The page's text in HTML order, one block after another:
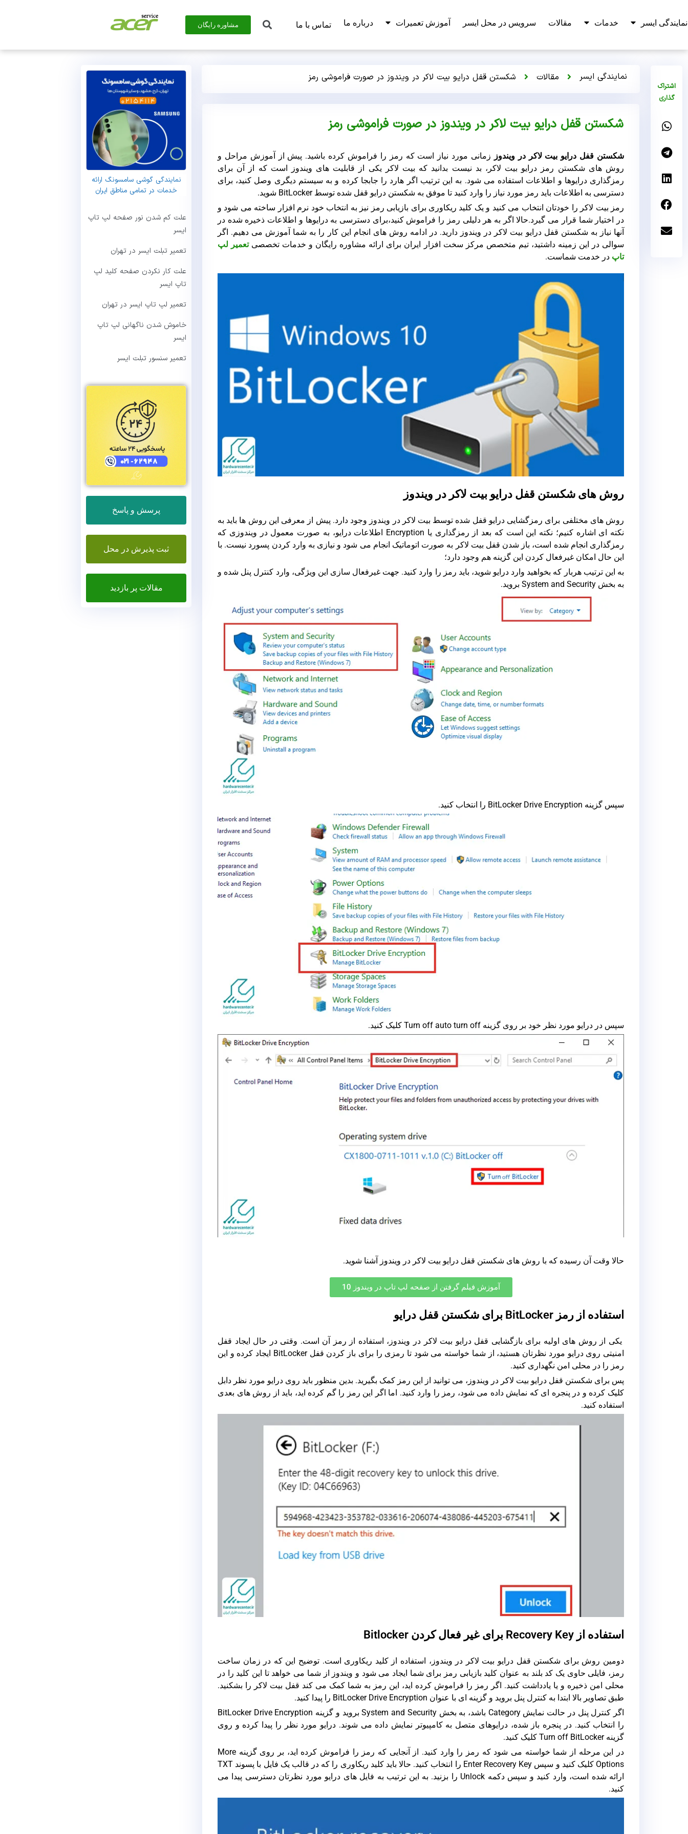
نمایندگی ایسر خدمات مقالات سرویس در محل ایسر آموزش تعمیرات درباره ما تماس با ما مشاوره رایگان
اشتراک
گذاری
نمایندگی ایسر مقالات شکستن قفل درایو بیت لاکر در ویندوز در صورت فراموشی رمز
شکستن قفل درایو بیت لاکر در ویندوز در صورت فراموشی رمز
شکستن قفل درایو بیت لاکر در ویندوز زمانی مورد نیاز است که رمز را فراموش کرده باشید. پیش از آموزش مراحل و
روش های شکستن رمز درایو بیت لاکر، بد نیست بدانید که بیت لاکر یکی از قابلیت های ویندوز است که از آن برای
رمزگذاری درایوها و اطلاعات استفاده می شود. به این ترتیب اگر هارد را جابجا کرده و به سیستم دیگری وصل کنید، برای
دسترسی به اطلاعات باید رمز مورد نیاز را وارد کنید تا موفق به شکستن درایو قفل شده توسط BitLocker شوید.
رمز بیت لاکر را خودتان انتخاب می کنید و یک کلید ریکاوری برای بازیابی رمز نیز به انتخاب خود نرم افزار ساخته می شود و
در اختیار شما قرار می گیرد.حالا اگر به هر دلیلی رمز را فراموش کنید،برای دسترسی به درایوها و اطلاعات ذخیره شده در
آنها نیاز به شکستن قفل درایو بیت لاکر در ویندوز دارید. در ادامه روش های انجام این کار را به شما آموزش می دهیم. اگر
سوالی در این زمینه داشتید، تیم متخصص مرکز سخت افزار ایران برای ارائه مشاوره رایگان و خدمات تخصصی تعمیر لپ
تاپ در خدمت شماست.
روش های شکستن قفل درایو بیت لاکر در ویندوز
روش های مختلفی برای رمزگشایی درایو قفل شده توسط بیت لاکر در ویندوز وجود دارد. پیش از معرفی این روش ها باید به
نکته ای اشاره کنیم؛ نکته این است که بعد از رمزگذاری یا Encryption اطلاعات درایو، به صورت معمول در ویندوزی که
رمزگذاری انجام شده است، باز شدن قفل بیت لاکر به صورت اتوماتیک انجام می شود و نیازی به وارد کردن پسورد نیست. با
این حال امکان غیرفعال کردن این گزینه هم وجود دارد؛
به این ترتیب هربار که بخواهید وارد درایو شوید، باید رمز را وارد کنید. جهت غیرفعال سازی این ویژگی، وارد کنترل پنل شده و
به بخش System and Security بروید.
سپس گزینه BitLocker Drive Encryption را انتخاب کنید.
سپس در درایو مورد نظر خود بر روی گزینه Turn off auto turn off کلیک کنید.
حالا وقت آن رسیده که با روش های شکستن قفل درایو بیت لاکر در ویندوز آشنا شوید.
آموزش فیلم گرفتن از صفحه لپ تاپ در ویندوز 10
استفاده از رمز BitLocker برای شکستن قفل درایو
یکی از روش های اولیه برای بازگشایی قفل درایو بیت لاکر در ویندوز، استفاده از رمز آن است. وقتی در حال ایجاد قفل
امنیتی روی درایو مورد نظرتان هستید، از شما خواسته می شود تا رمزی را برای باز کردن قفل BitLocker ایجاد کرده و این
رمز را در محلی امن نگهداری کنید.
پس برای شکستن قفل درایو بیت لاکر در ویندوز، می توانید از این رمز کمک بگیرید. بدین منظور باید روی درایو مورد نظر دابل
کلیک کرده و در پنجره ای که نمایش داده می شود، رمز را وارد کنید. اما اگر این رمز را گم کرده اید، باید از روش های بعدی
استفاده کنید.
استفاده از Recovery Key برای غیر فعال کردن Bitlocker
دومین روش برای شکستن قفل درایو بیت لاکر در ویندوز، استفاده از کلید ریکاوری است. توضیح این که در زمان ساخت
رمز، فایلی حاوی یک کد بلند به عنوان کلید بازیابی رمز برای شما ایجاد می شود و ویندوز از شما می خواهد تا این کلید را در
محلی امن ذخیره و یا یادداشت کنید. اگر رمز را فراموش کرده اید، این رمز به شما کمک می کند قفل بیت لاکر را بشکنید.
طبق تصاویر بالا ابتدا به کنترل پنل بروید و گزینه ای با عنوان BitLocker Drive Encryption را پیدا کنید.
اگر کنترل پنل در حالت نمایش Category باشد، به بخش System and Security بروید و گزینه BitLocker Drive Encryption
را انتخاب کنید. در پنجره باز شده، درایوهای متصل به کامپیوتر نمایش داده می شوند. درایو مورد نظر را پیدا کرده و روی
گزینه Turn off BitLocker کلیک کنید.
در این مرحله از شما خواسته می شود که رمز را وارد کنید. از آنجایی که رمز را فراموش کرده اید، بر روی گزینه More
Options کلیک کنید و سپس Enter Recovery Key را انتخاب کنید. حالا باید کلید ریکاوری را که در قالب یک فایل با پسوند TXT
ارائه شده است، وارد کنید و سپس دکمه Unlock را بزنید. به این ترتیب به فایل های درایو مورد نظرتان دسترسی پیدا می
کنید.
نمایندگی گوشی سامسونگ ارائه
خدمات در تمامی مناطق ایران
علت کم شدن نور صفحه لپ تاپ
ایسر
تعمیر تبلت ایسر در تهران
علت کار نکردن صفحه کلید لپ
تاپ ایسر
تعمیر لپ تاپ ایسر در تهران
خاموش شدن ناگهانی لپ تاپ
ایسر
تعمیر سنسور تبلت ایسر
پرسش و پاسخ
ثبت پذیرش در محل
مقالات پر بازدید